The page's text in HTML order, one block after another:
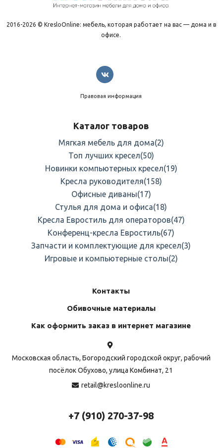
2016-2026 © KresloOnline: мебель, которая работает на вас — дома и в
офисе.
Правовая информация
Каталог товаров
Мягкая мебель для дома(2)
Топ лучших кресел(50)
Новинки компьютерных кресел(19)
Кресла руководителя(158)
Офисные диваны(17)
Стулья для дома и офиса(18)
Кресла Евростиль для операторов(47)
Конференц-кресла Евростиль(67)
Запчасти и комплектующие для кресел(3)
Игровые и компьютерные столы(2)
Контакты
Обивочные материалы
Как оформить заказ в интернет магазине
Московская область, Богородский городской округ, рабочий
посёлок Обухово, улица Комбинат, 21
retail@kresloonline.ru
+7 (910) 270-37-98